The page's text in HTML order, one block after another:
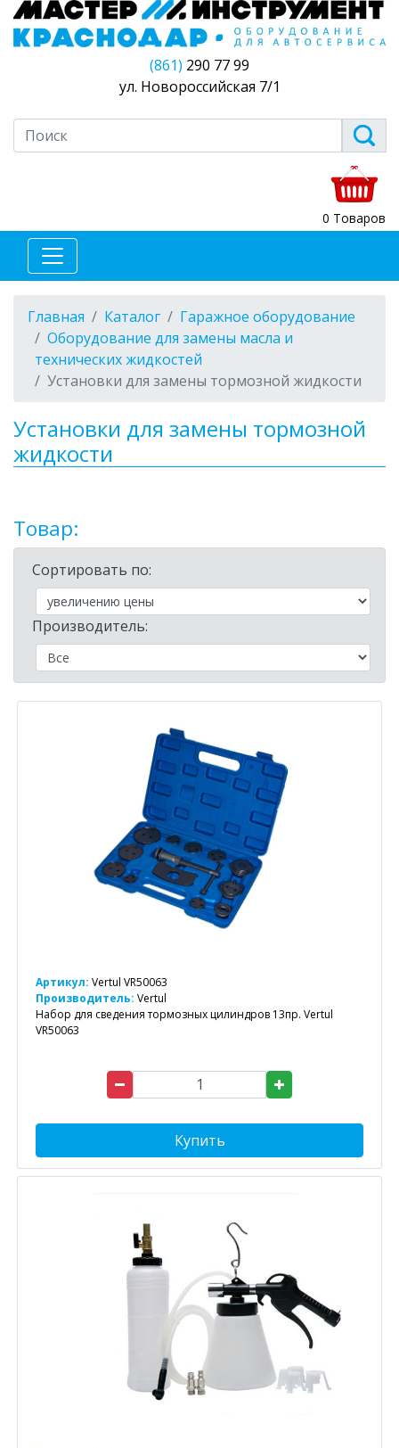
(861) 290 77 99
ул. Новороссийская 7/1
0 Товаров
Главная Каталог
Гаражное оборудование
Оборудование для замены масла и
технических жидкостей
Установки для замены тормозной жидкости
Установки для замены тормозной
жидкости
Товар:
Сортировать по:
Производитель:
Артикул: Vertul VR50063
Производитель: Vertul
Набор для сведения тормозных цилиндров 13пр. Vertul
VR50063
Купить